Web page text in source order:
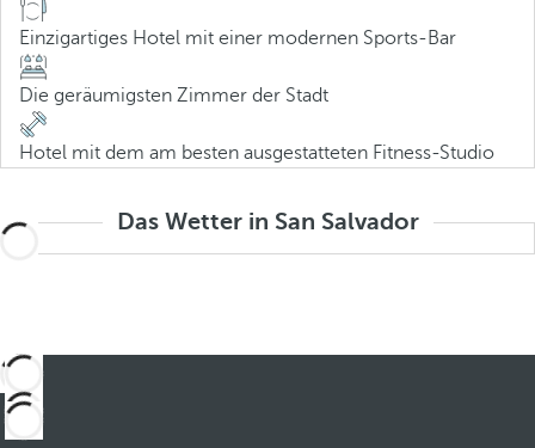
Einzigartiges Hotel mit einer modernen Sports-Bar
Die geräumigsten Zimmer der Stadt
Hotel mit dem am besten ausgestatteten Fitness-Studio
Das Wetter in San Salvador